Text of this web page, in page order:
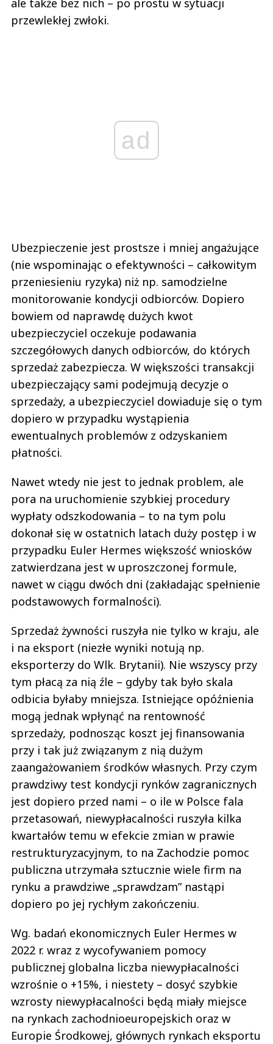
ale także bez nich – po prostu w sytuacji
przewlekłej zwłoki.
ad
Ubezpieczenie jest prostsze i mniej angażujące
(nie wspominając o efektywności – całkowitym
przeniesieniu ryzyka) niż np. samodzielne
monitorowanie kondycji odbiorców. Dopiero
bowiem od naprawdę dużych kwot
ubezpieczyciel oczekuje podawania
szczegółowych danych odbiorców, do których
sprzedaż zabezpiecza. W większości transakcji
ubezpieczający sami podejmują decyzje o
sprzedaży, a ubezpieczyciel dowiaduje się o tym
dopiero w przypadku wystąpienia
ewentualnych problemów z odzyskaniem
płatności.
Nawet wtedy nie jest to jednak problem, ale
pora na uruchomienie szybkiej procedury
wypłaty odszkodowania – to na tym polu
dokonał się w ostatnich latach duży postęp i w
przypadku Euler Hermes większość wniosków
zatwierdzana jest w uproszczonej formule,
nawet w ciągu dwóch dni (zakładając spełnienie
podstawowych formalności).
Sprzedaż żywności ruszyła nie tylko w kraju, ale
i na eksport (niezłe wyniki notują np.
eksporterzy do Wlk. Brytanii). Nie wszyscy przy
tym płacą za nią źle – gdyby tak było skala
odbicia byłaby mniejsza. Istniejące opóźnienia
mogą jednak wpłynąć na rentowność
sprzedaży, podnosząc koszt jej finansowania
przy i tak już związanym z nią dużym
zaangażowaniem środków własnych. Przy czym
prawdziwy test kondycji rynków zagranicznych
jest dopiero przed nami – o ile w Polsce fala
przetasowań, niewypłacalności ruszyła kilka
kwartałów temu w efekcie zmian w prawie
restrukturyzacyjnym, to na Zachodzie pomoc
publiczna utrzymała sztucznie wiele firm na
rynku a prawdziwe „sprawdzam” nastąpi
dopiero po jej rychłym zakończeniu.
Wg. badań ekonomicznych Euler Hermes w
2022 r. wraz z wycofywaniem pomocy
publicznej globalna liczba niewypłacalności
wzrośnie o +15%, i niestety – dosyć szybkie
wzrosty niewypłacalności będą miały miejsce
na rynkach zachodnioeuropejskich oraz w
Europie Środkowej, głównych rynkach eksportu